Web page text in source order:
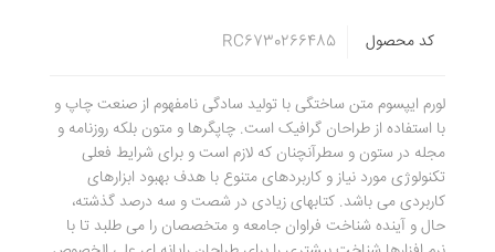
کد محصول RC6730266485
لورم ایپسوم متن ساختگی با تولید سادگی نامفهوم از صنعت چاپ و
با استفاده از طراحان گرافیک است. چاپگرها و متون بلکه روزنامه و
مجله در ستون و سطرآنچنان که لازم است و برای شرایط فعلی
تکنولوژی مورد نیاز و کاربردهای متنوع با هدف بهبود ابزارهای
کاربردی می باشد. کتابهای زیادی در شصت و سه درصد گذشته،
حال و آینده شناخت فراوان جامعه و متخصصان را می طلبد تا با